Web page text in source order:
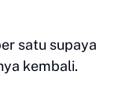
satu supaya
kembali.